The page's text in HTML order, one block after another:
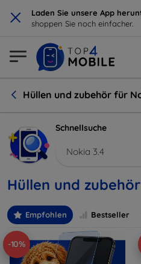
× Laden Sie unsere App
shoppen Sie noch einfacher.
Hüllen und zubehör für
Schnellsuche
Nokia 3.4
Hüllen und
Empfohlen Bestseller
-10%